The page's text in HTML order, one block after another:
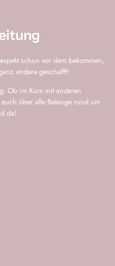
schon vor dem bekommen,
andere geschafft!
Ob im Kurs mit anderen
über alle Belange rund um
da!